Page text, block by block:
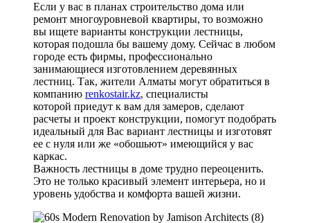
Если у вас в планах строительство дома или
ремонт многоуровневой квартиры, то возможно
вы ищете варианты конструкции лестницы,
которая подошла бы вашему дому. Сейчас в любом
городе есть фирмы, профессионально
занимающиеся изготовлением деревянных
лестниц. Так, жители Алматы могут обратиться в
компанию renkostair.kz, специалисты
которой приедут к вам для замеров, сделают
расчеты и проект конструкции, помогут подобрать
идеальный для Вас вариант лестницы и изготовят
ее с нуля или же «обошьют» имеющийся у вас
каркас.
Важность лестницы в доме трудно переоценить.
Это не только красивый элемент интерьера, но и
уровень удобства и комфорта вашей жизни.